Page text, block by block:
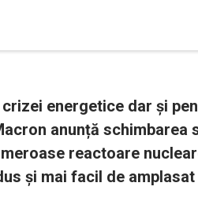
energetice dar și
anunță schimbarea
reactoare
și mai facil de